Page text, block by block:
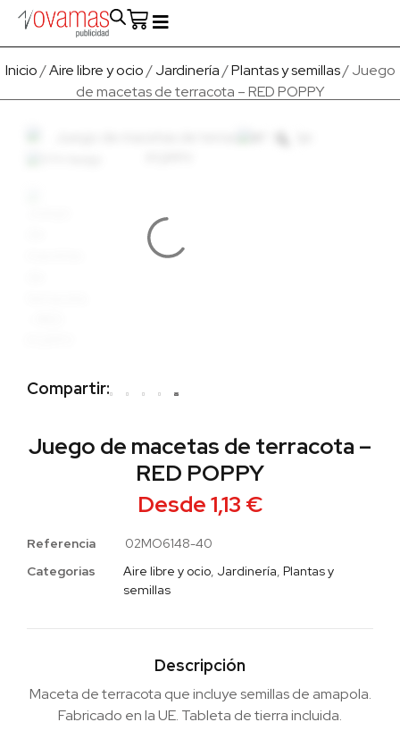
Inicio/Aire libre y ocio/Jardinería/Plantas y semillas/ Juego
de macetas de terracota – RED POPPY
Juego de macetas de terracota –
RED POPPY
Desde1,13 €
Referencia
02MO6148-40
Categorias
Aire libre y ocio, Jardinería, Plantas y
semillas
Descripción
Maceta de terracota que incluye semillas de amapola.
Fabricado en la UE. Tableta de tierra incluida.
Compartir: